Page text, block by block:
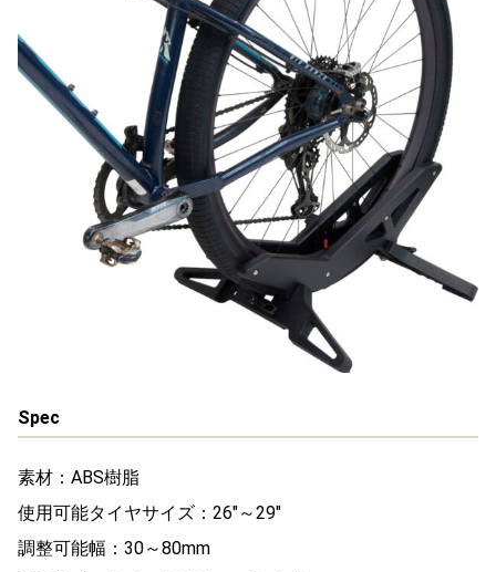
Spec
素材：ABS樹脂
使用可能タイヤサイズ：26″～29″
調整可能幅：30～80mm